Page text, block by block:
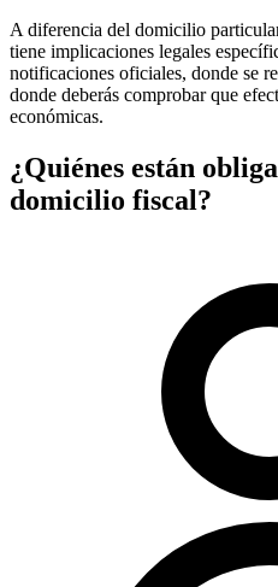
A diferencia del domicilio
tiene implicaciones legales
notificaciones oficiales, donde se
donde deberás comprobar que
económicas.
¿Quiénes están
domicilio fiscal?